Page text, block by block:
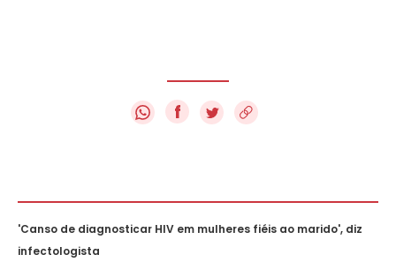
f
'Canso de diagnosticar HIV em mulheres fiéis ao marido', diz
infectologista